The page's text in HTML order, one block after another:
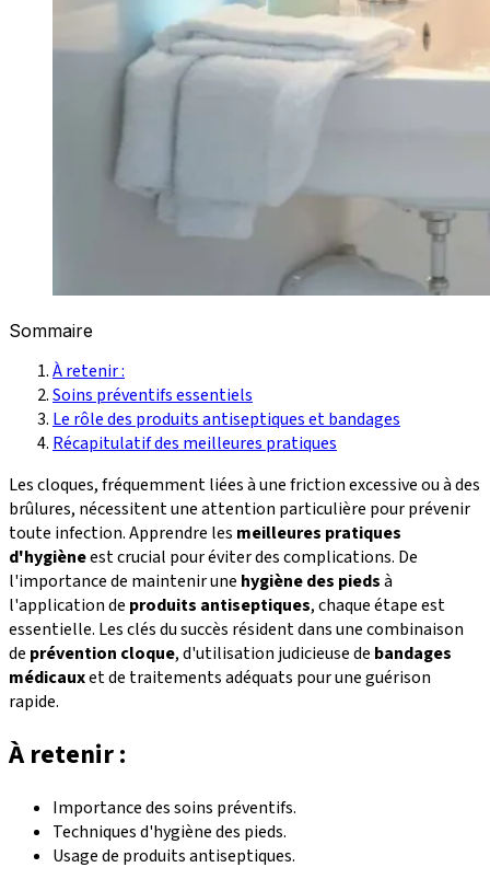
Sommaire
À retenir :
Soins préventifs essentiels
Le rôle des produits antiseptiques et bandages
Récapitulatif des meilleures pratiques
Les cloques, fréquemment liées à une friction excessive ou à des
brûlures, nécessitent une attention particulière pour prévenir
toute infection. Apprendre les meilleures pratiques
d'hygièneest crucial pour éviter des complications. De
l'importance de maintenir une hygiène des piedsà
l'application de produits antiseptiques, chaque étape est
essentielle. Les clés du succès résident dans une combinaison
de prévention cloque, d'utilisation judicieuse de bandages
médicauxet de traitements adéquats pour une guérison
rapide.
À retenir :
Importance des soins préventifs.
Techniques d'hygiène des pieds.
Usage de produits antiseptiques.